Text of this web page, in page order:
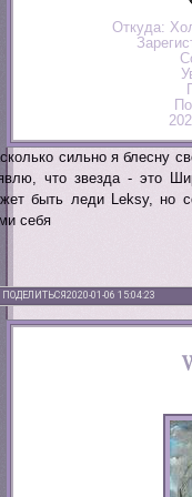
Откуда:
сильно я блесну
что звезда - это
быть леди Leksy, но
себя
ПОДЕЛИТЬСЯ2020-01-06 15:04:23